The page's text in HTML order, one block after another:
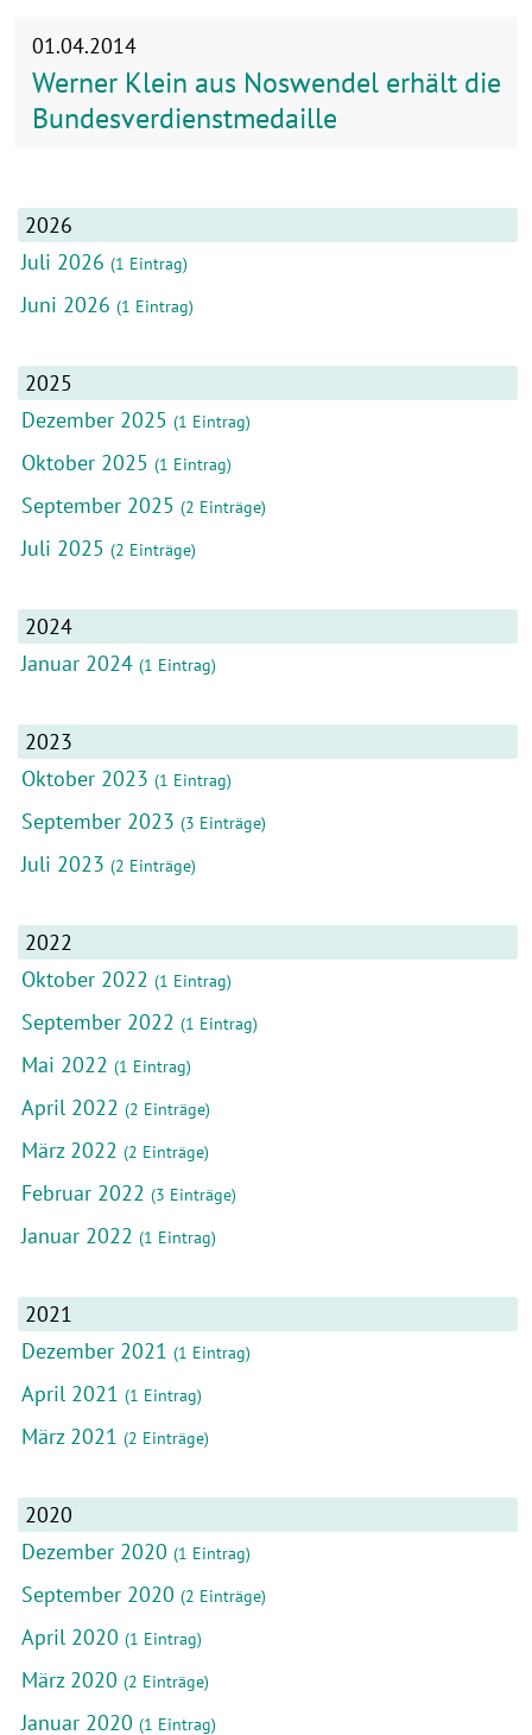
01.04.2014
Werner Klein aus Noswendel erhält die
Bundesverdienstmedaille
2026
Juli 2026 (1 Eintrag)
Juni 2026 (1 Eintrag)
2025
Dezember 2025 (1 Eintrag)
Oktober 2025 (1 Eintrag)
September 2025 (2 Einträge)
Juli 2025 (2 Einträge)
2024
Januar 2024 (1 Eintrag)
2023
Oktober 2023 (1 Eintrag)
September 2023 (3 Einträge)
Juli 2023 (2 Einträge)
2022
Oktober 2022 (1 Eintrag)
September 2022 (1 Eintrag)
Mai 2022 (1 Eintrag)
April 2022 (2 Einträge)
März 2022 (2 Einträge)
Februar 2022 (3 Einträge)
Januar 2022 (1 Eintrag)
2021
Dezember 2021 (1 Eintrag)
April 2021 (1 Eintrag)
März 2021 (2 Einträge)
2020
Dezember 2020 (1 Eintrag)
September 2020 (2 Einträge)
April 2020 (1 Eintrag)
März 2020 (2 Einträge)
Januar 2020 (1 Eintrag)